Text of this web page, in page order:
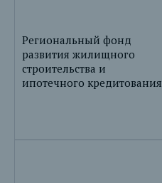
Региональный фонд
развития жилищного
строительства и
ипотечного кредитования